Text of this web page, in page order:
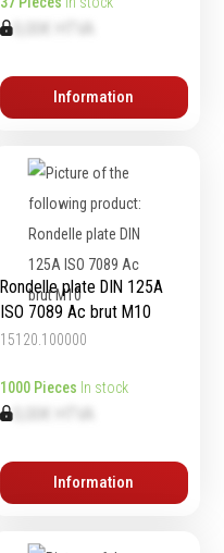
Information
Rondelle plate DIN 125A
ISO 7089 Ac brut M10
15120.100000
1000 Pieces In stock
Information